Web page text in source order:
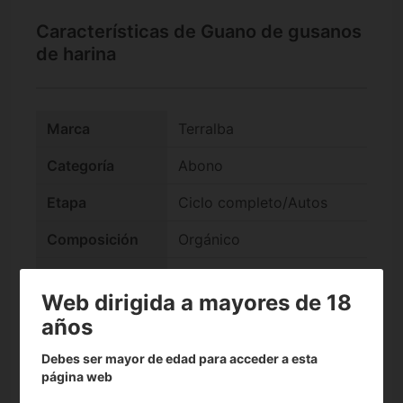
Características de Guano de gusanos
de harina
Marca Terralba
Categoría Abono
Etapa Ciclo completo/Autos
Composición Orgánico
check
Coco check
Formato Sólido
Web dirigida a mayores de 18
años
Debes ser mayor de edad para acceder a esta
página web